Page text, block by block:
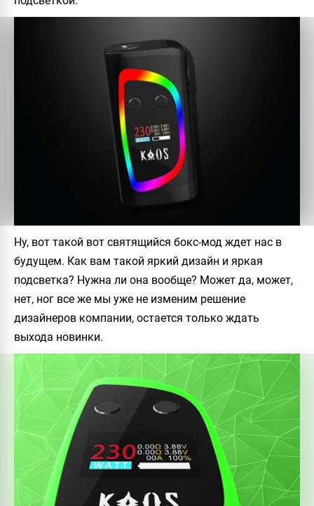
Ну, вот такой вот святящийся бокс-мод ждет нас в
будущем. Как вам такой яркий дизайн и яркая
подсветка? Нужна ли она вообще? Может да, может,
нет, ног все же мы уже не изменим решение
дизайнеров компании, остается только ждать
выхода новинки.